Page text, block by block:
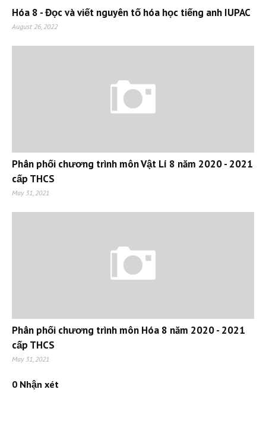
Hóa 8 - Đọc và viết nguyên tố hóa học tiếng anh IUPAC
August 26, 2022
Phân phối chương trình môn Vật Lí 8 năm 2020 - 2021
cấp THCS
May 31, 2021
Phân phối chương trình môn Hóa 8 năm 2020 - 2021
cấp THCS
May 31, 2021
0 Nhận xét